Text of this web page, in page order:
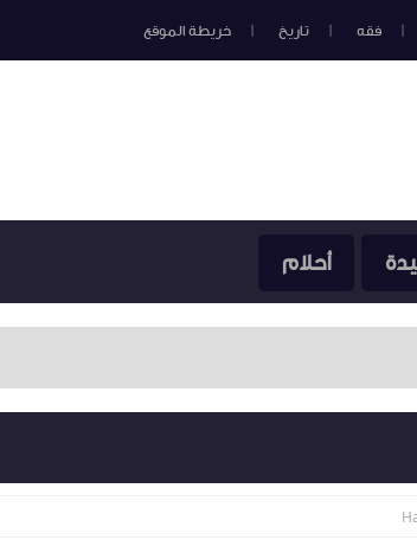
فقه تاريخ خريطة الموقع
أحلام